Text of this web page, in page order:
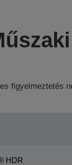
figyelmeztetés
HDR